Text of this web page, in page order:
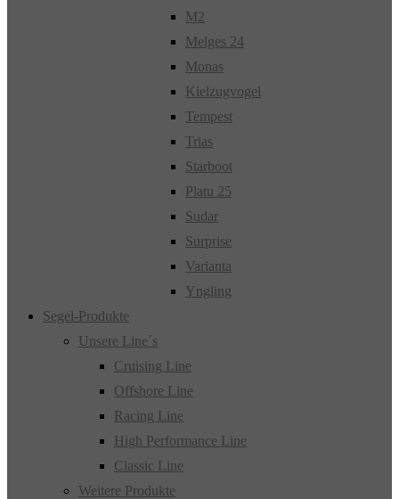
M2
Melges 24
Monas
Kielzugvogel
Tempest
Trias
Starboot
Platu 25
Sudar
Surprise
Varianta
Yngling
Segel-Produkte
Unsere Line´s
Cruising Line
Offshore Line
Racing Line
High Performance Line
Classic Line
Weitere Produkte